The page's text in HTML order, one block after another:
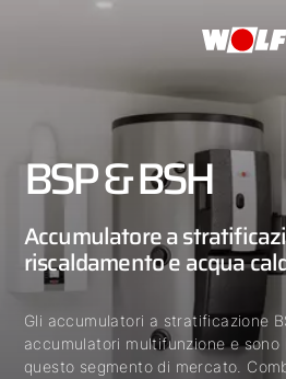
BSP & BSH
Accumulatore a
riscaldamento e acqua
Gli accumulatori a stratificazione
accumulatori multifunzione e sono
questo segmento di mercato.